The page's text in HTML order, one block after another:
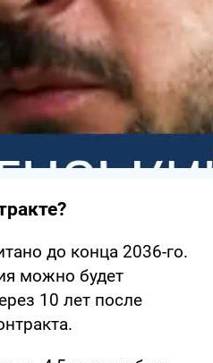
до конца 2036-го.
можно будет
10 лет после